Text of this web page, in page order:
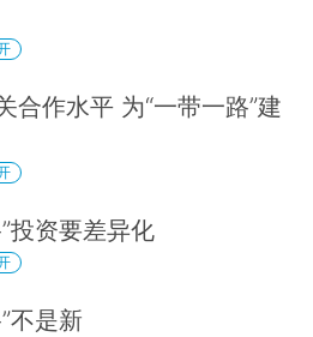
合作水平 为“一带一路”建
投资要差异化
不是新